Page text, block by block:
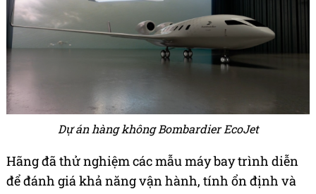
Dự án hàng không Bombardier EcoJet
Hãng đã thử nghiệm các mẫu máy bay trình diễn
để đánh giá khả năng vận hành, tính ổn định và